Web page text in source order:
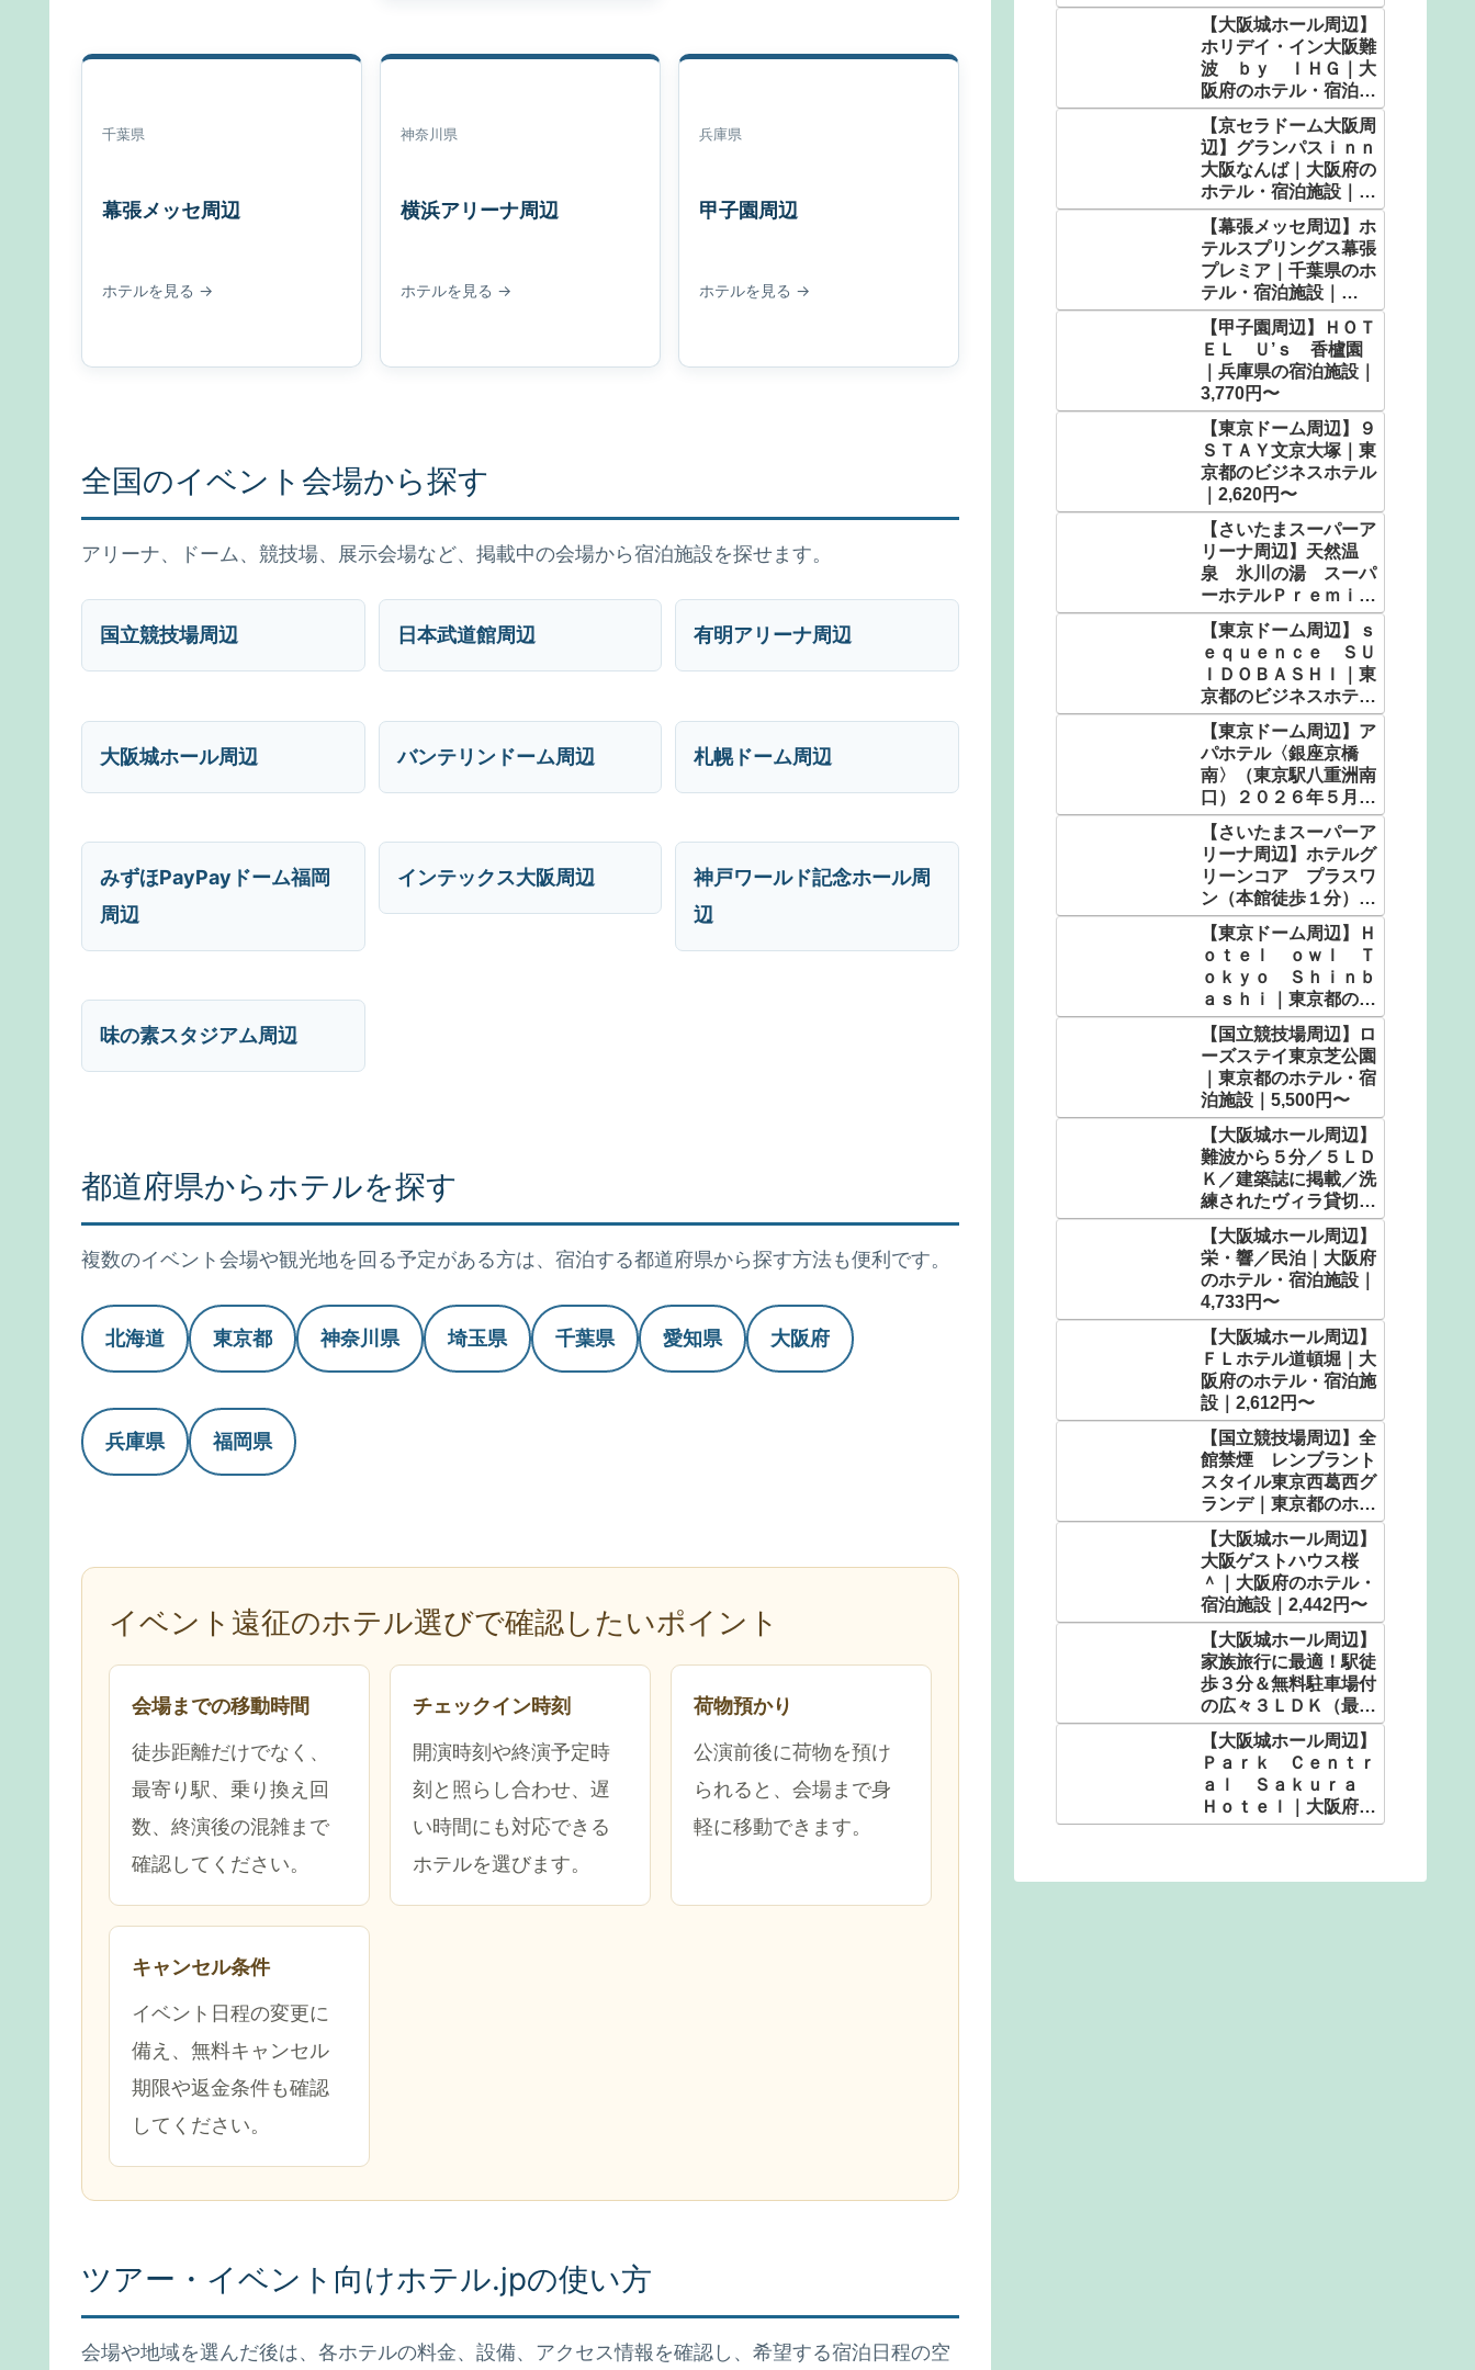
千葉県
幕張メッセ周辺
ホテルを見る →
神奈川県
横浜アリーナ周辺
ホテルを見る →
兵庫県
甲子園周辺
ホテルを見る →
全国のイベント会場から探す
アリーナ、ドーム、競技場、展示会場など、掲載中の会場から宿泊施設を探せます。
国立競技場周辺 日本武道館周辺 有明アリーナ周辺
大阪城ホール周辺 バンテリンドーム周辺 札幌ドーム周辺
みずほPayPayドーム福岡
周辺
インテックス大阪周辺
神戸ワールド記念ホール周
辺
味の素スタジアム周辺
都道府県からホテルを探す
複数のイベント会場や観光地を回る予定がある方は、宿泊する都道府県から探す方法も便利です。
北海道 東京都 神奈川県 埼玉県 千葉県 愛知県 大阪府
兵庫県 福岡県
イベント遠征のホテル選びで確認したいポイント
会場までの移動時間
徒歩距離だけでなく、
最寄り駅、乗り換え回
数、終演後の混雑まで
確認してください。
チェックイン時刻
開演時刻や終演予定時
刻と照らし合わせ、遅
い時間にも対応できる
ホテルを選びます。
荷物預かり
公演前後に荷物を預け
られると、会場まで身
軽に移動できます。
キャンセル条件
イベント日程の変更に
備え、無料キャンセル
期限や返金条件も確認
してください。
ツアー・イベント向けホテル.jpの使い方
会場や地域を選んだ後は、各ホテルの料金、設備、アクセス情報を確認し、希望する宿泊日程の空
泉｜福岡県のホテル・
宿泊施設｜5,050円〜
【大阪城ホール周辺】
ホリデイ・イン大阪難
波 ｂｙ ＩＨＧ｜大
阪府のホテル・宿泊施
設｜5,583円〜
【京セラドーム大阪周
辺】グランパスｉｎｎ
大阪なんば｜大阪府の
ホテル・宿泊施設｜
2,320円〜
【幕張メッセ周辺】ホ
テルスプリングス幕張
プレミア｜千葉県のホ
テル・宿泊施設｜
7,000円〜
【甲子園周辺】ＨＯＴ
ＥＬ Ｕ’ｓ 香櫨園
｜兵庫県の宿泊施設｜
3,770円〜
【東京ドーム周辺】９
ＳＴＡＹ文京大塚｜東
京都のビジネスホテル
｜2,620円〜
【さいたまスーパーア
リーナ周辺】天然温
泉 氷川の湯 スーパ
ーホテルＰｒｅｍｉｅ
ｒさいたま・大宮駅東
口｜埼玉県の人気温泉
｜4,982円〜
【東京ドーム周辺】ｓ
ｅｑｕｅｎｃｅ ＳＵ
ＩＤＯＢＡＳＨＩ｜東
京都のビジネスホテル
｜3,564円〜
【東京ドーム周辺】ア
パホテル〈銀座京橋
南〉（東京駅八重洲南
口）２０２６年５月客
室設備リニューアル｜
東京都のビジネスホテ
ル｜5,130円〜
【さいたまスーパーア
リーナ周辺】ホテルグ
リーンコア プラスワ
ン（本館徒歩１分）｜
埼玉県の人気温泉｜
4,900円〜
【東京ドーム周辺】Ｈ
ｏｔｅｌ ｏｗｌ Ｔ
ｏｋｙｏ Ｓｈｉｎｂ
ａｓｈｉ｜東京都のビ
ジネスホテル｜2,600
円〜
【国立競技場周辺】ロ
ーズステイ東京芝公園
｜東京都のホテル・宿
泊施設｜5,500円〜
【大阪城ホール周辺】
難波から５分／５ＬＤ
Ｋ／建築誌に掲載／洗
練されたヴィラ貸切で
想い出に残る時間
を。 ＾｜大阪府のホ
テル・宿泊施設｜
9,466円〜
【大阪城ホール周辺】
栄・響／民泊｜大阪府
のホテル・宿泊施設｜
4,733円〜
【大阪城ホール周辺】
ＦＬホテル道頓堀｜大
阪府のホテル・宿泊施
設｜2,612円〜
【国立競技場周辺】全
館禁煙 レンブラント
スタイル東京西葛西グ
ランデ｜東京都のホテ
ル・宿泊施設｜3,480
円〜
【大阪城ホール周辺】
大阪ゲストハウス桜
＾｜大阪府のホテル・
宿泊施設｜2,442円〜
【大阪城ホール周辺】
家族旅行に最適！駅徒
歩３分＆無料駐車場付
の広々３ＬＤＫ（最大
定員１２名）ＬＨ／民
泊｜大阪府のホテル・
宿泊施設｜4,687円〜
【大阪城ホール周辺】
Ｐａｒｋ Ｃｅｎｔｒ
ａｌ Ｓａｋｕｒａ
Ｈｏｔｅｌ｜大阪府の
ホテル・宿泊施設｜